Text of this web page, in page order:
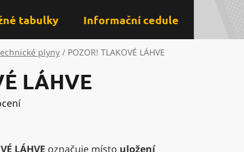
KOŠÍK
tabulky Informační cedule
plyny / POZOR! TLAKOVÉ LÁHVE
LÁHVE
LÁHVE označuje místo uložení